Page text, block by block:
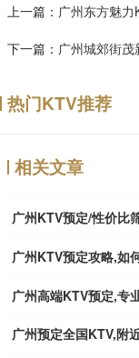
上一篇： 广州东方魅
下一篇： 广州城郊街
热门KTV推荐
相关文章
广州KTV预定/性价比
广州KTV预定攻略,如
广州高端KTV预定,专
广州预定全国KTV,附